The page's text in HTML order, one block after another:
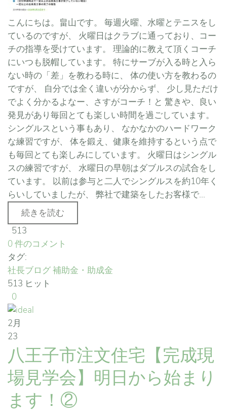
こんにちは。畠山です。 毎週火曜、水曜とテニスをし
ているのですが、 火曜日はクラブに通っており、コー
チの指導を受けています。 理論的に教えて頂くコーチ
にいつも脱帽しています。 特にサーブが入る時と入ら
ない時の「差」を教わる時に、 体の使い方を教わるの
ですが、 自分では全く違いが分からず、 少し見ただけ
でよく分かるよなー、さすがコーチ！と 驚きや、良い
発見があり毎回とても楽しい時間を過ごしています。
シングルスという事もあり、 なかなかのハードワーク
な練習ですが、 体を鍛え、健康を維持するという点で
も毎回とても楽しみにしています。 火曜日はシングル
スの練習ですが、 水曜日の早朝はダブルスの試合をし
ています。 以前は参与と二人でシングルスを約10年く
らいしていましたが、 弊社で建築をしたお客様で...
続きを読む
513
0 件のコメント
タグ:
社長ブログ補助金・助成金
513 ヒット
0
2月
23
八王子市注文住宅【完成現
場見学会】明日から始まり
ます！②